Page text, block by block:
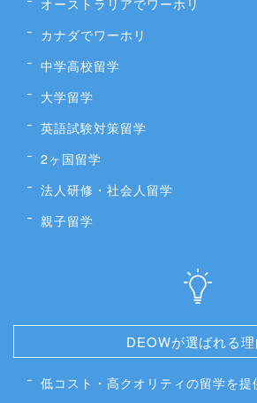
カナダでワーホリ
中学高校留学
大学留学
英語試験対策留学
2ヶ国留学
法人研修・社会人留学
親子留学
DEOWが選ばれる理
低コスト・高クオリティの留学を提